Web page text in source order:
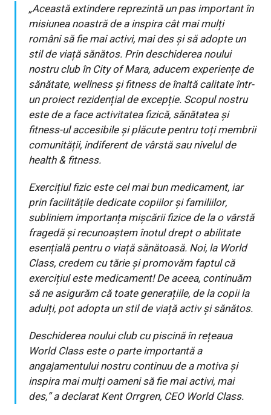
„Această extindere reprezintă un pas important în
misiunea noastră de a inspira cât mai mulți
români să fie mai activi, mai des și să adopte un
stil de viață sănătos. Prin deschiderea noului
nostru club în City of Mara, aducem experiențe de
sănătate, wellness și fitness de înaltă calitate într-
un proiect rezidențial de excepție. Scopul nostru
este de a face activitatea fizică, sănătatea și
fitness-ul accesibile și plăcute pentru toți membrii
comunității, indiferent de vârstă sau nivelul de
health & fitness.
Exercițiul fizic este cel mai bun medicament, iar
prin facilitățile dedicate copiilor și familiilor,
subliniem importanța mișcării fizice de la o vârstă
fragedă și recunoaștem înotul drept o abilitate
esențială pentru o viață sănătoasă. Noi, la World
Class, credem cu tărie și promovăm faptul că
exercițiul este medicament! De aceea, continuăm
să ne asigurăm că toate generațiile, de la copii la
adulți, pot adopta un stil de viață activ și sănătos.
Deschiderea noului club cu piscină în rețeaua
World Class este o parte importantă a
angajamentului nostru continuu de a motiva și
inspira mai mulți oameni să fie mai activi, mai
des,”a declarat Kent Orrgren, CEO World Class.